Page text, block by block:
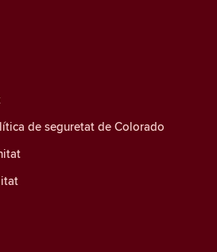
de seguretat de Colorado